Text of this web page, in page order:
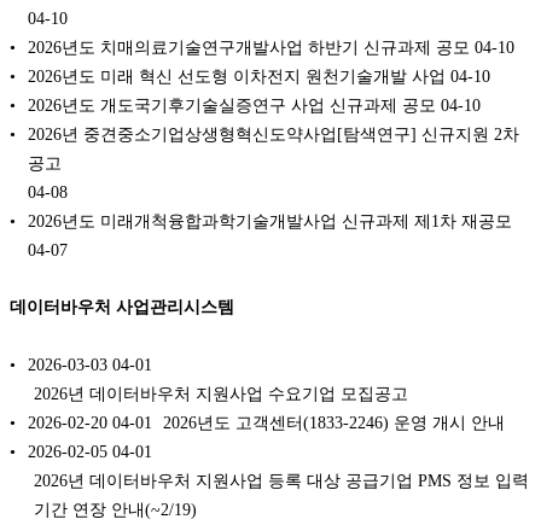
04-10
2026년도 치매의료기술연구개발사업 하반기 신규과제 공모 04-10
2026년도 미래 혁신 선도형 이차전지 원천기술개발 사업 04-10
2026년도 개도국기후기술실증연구 사업 신규과제 공모 04-10
2026년 중견중소기업상생형혁신도약사업[탐색연구] 신규지원 2차
공고
04-08
2026년도 미래개척융합과학기술개발사업 신규과제 제1차 재공모
04-07
데이터바우처 사업관리시스템
2026-03-03 04-01
2026년 데이터바우처 지원사업 수요기업 모집공고
2026-02-20 04-01
2026년도 고객센터(1833-2246) 운영 개시 안내
2026-02-05 04-01
2026년 데이터바우처 지원사업 등록 대상 공급기업 PMS 정보 입력
기간 연장 안내(~2/19)